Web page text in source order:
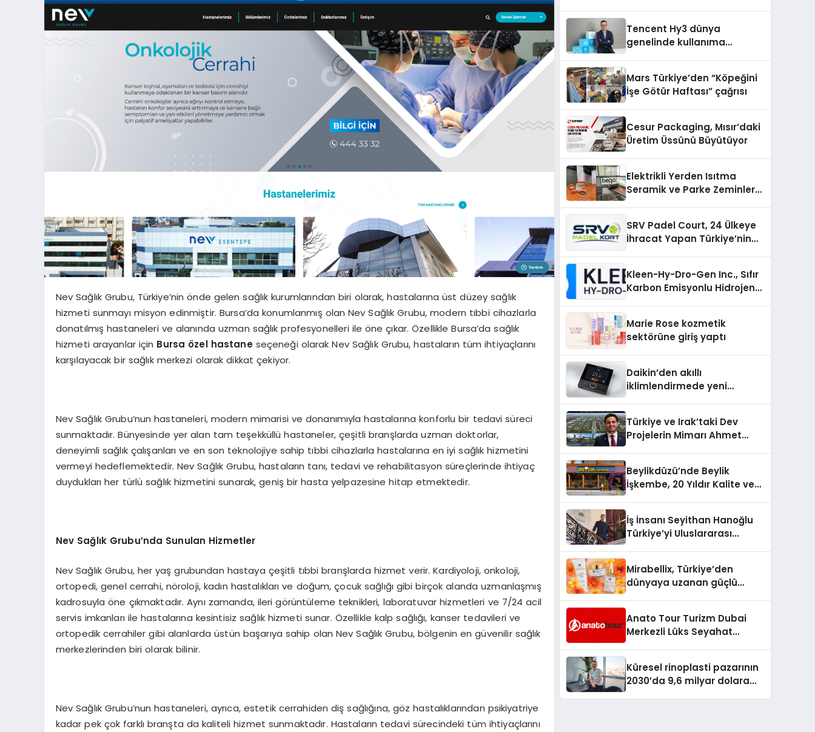
Nev Sağlık Grubu, Türkiye’nin önde gelen sağlık kurumlarından biri olarak, hastalarına üst düzey sağlık
hizmeti sunmayı misyon edinmiştir. Bursa’da konumlanmış olan Nev Sağlık Grubu, modern tıbbi cihazlarla
donatılmış hastaneleri ve alanında uzman sağlık profesyonelleri ile öne çıkar. Özellikle Bursa’da sağlık
hizmeti arayanlar için Bursa özel hastaneseçeneği olarak Nev Sağlık Grubu, hastaların tüm ihtiyaçlarını
karşılayacak bir sağlık merkezi olarak dikkat çekiyor.
Nev Sağlık Grubu’nun hastaneleri, modern mimarisi ve donanımıyla hastalarına konforlu bir tedavi süreci
sunmaktadır. Bünyesinde yer alan tam teşekküllü hastaneler, çeşitli branşlarda uzman doktorlar,
deneyimli sağlık çalışanları ve en son teknolojiye sahip tıbbi cihazlarla hastalarına en iyi sağlık hizmetini
vermeyi hedeflemektedir. Nev Sağlık Grubu, hastaların tanı, tedavi ve rehabilitasyon süreçlerinde ihtiyaç
duydukları her türlü sağlık hizmetini sunarak, geniş bir hasta yelpazesine hitap etmektedir.
Nev Sağlık Grubu’nda Sunulan Hizmetler
Nev Sağlık Grubu, her yaş grubundan hastaya çeşitli tıbbi branşlarda hizmet verir. Kardiyoloji, onkoloji,
ortopedi, genel cerrahi, nöroloji, kadın hastalıkları ve doğum, çocuk sağlığı gibi birçok alanda uzmanlaşmış
kadrosuyla öne çıkmaktadır. Aynı zamanda, ileri görüntüleme teknikleri, laboratuvar hizmetleri ve 7/24 acil
servis imkanları ile hastalarına kesintisiz sağlık hizmeti sunar. Özellikle kalp sağlığı, kanser tedavileri ve
ortopedik cerrahiler gibi alanlarda üstün başarıya sahip olan Nev Sağlık Grubu, bölgenin en güvenilir sağlık
merkezlerinden biri olarak bilinir.
Nev Sağlık Grubu’nun hastaneleri, ayrıca, estetik cerrahiden diş sağlığına, göz hastalıklarından psikiyatriye
kadar pek çok farklı branşta da kaliteli hizmet sunmaktadır. Hastaların tedavi sürecindeki tüm ihtiyaçlarını
Tencent Hy3 dünya
genelinde kullanıma
Mars Türkiye’den “Köpeğini
İşe Götür Haftası” çağrısı
Cesur Packaging, Mısır’daki
Üretim Üssünü Büyütüyor
Elektrikli Yerden Isıtma
Seramik ve Parke Zeminler
SRV Padel Court, 24 Ülkeye
İhracat Yapan Türkiye’nin
Kleen-Hy-Dro-Gen Inc., Sıfır
Karbon Emisyonlu Hidrojen
Aldı
Marie Rose kozmetik
sektörüne giriş yaptı
Daikin’den akıllı
iklimlendirmede yeni
Türkiye ve Irak’taki Dev
Projelerin Mimarı Ahmet
Holding Industrial City”
Projesini Hayata Geçirecek
Beylikdüzü’nde Beylik
İşkembe, 20 Yıldır Kalite ve
İş İnsanı Seyithan Hanoğlu
Türkiye’yi Uluslararası
Mirabellix, Türkiye’den
dünyaya uzanan güçlü
Anato Tour Turizm Dubai
Merkezli Lüks Seyahat
Küresel rinoplasti pazarının
2030’da 9,6 milyar dolara